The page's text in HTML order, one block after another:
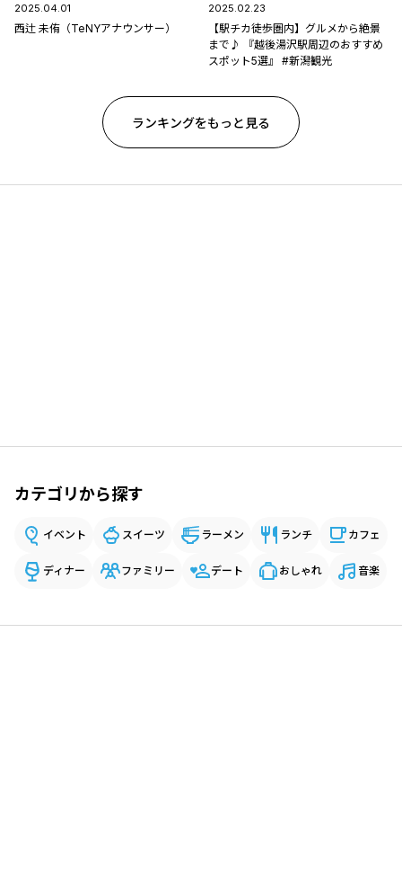
2025.04.01
西辻 未侑（TeNYアナウンサー）
2025.02.23
【駅チカ徒歩圏内】グルメから絶景
まで♪ 『越後湯沢駅周辺のおすすめ
スポット5選』 #新潟観光
ランキングをもっと見る
カテゴリから探す
イベント スイーツ ラーメン ランチ カフェ
ディナー ファミリー デート おしゃれ 音楽